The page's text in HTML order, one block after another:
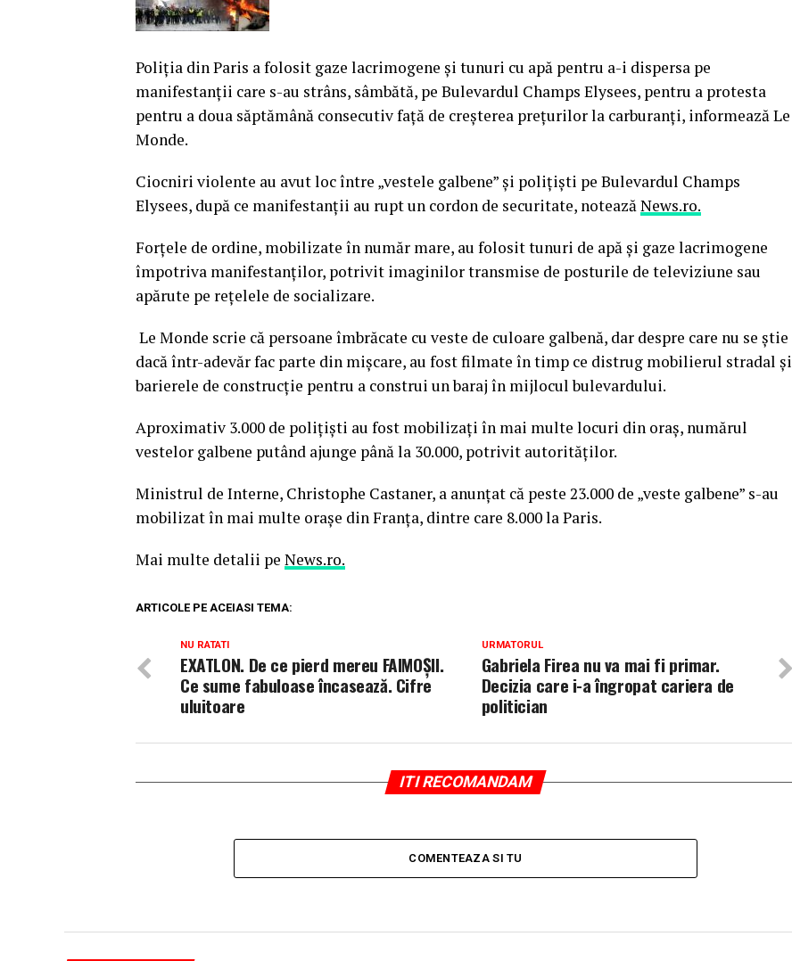
Poliţia din Paris a folosit gaze lacrimogene şi tunuri cu apă pentru a-i dispersa pe
manifestanţii care s-au strâns, sâmbătă, pe Bulevardul Champs Elysees, pentru a protesta
pentru a doua săptămână consecutiv faţă de creşterea preţurilor la carburanţi, informează Le
Monde.
Ciocniri violente au avut loc între „vestele galbene” şi poliţişti pe Bulevardul Champs
Elysees, după ce manifestanţii au rupt un cordon de securitate, noteazăNews.ro.
Forţele de ordine, mobilizate în număr mare, au folosit tunuri de apă şi gaze lacrimogene
împotriva manifestanţilor, potrivit imaginilor transmise de posturile de televiziune sau
apărute pe reţelele de socializare.
Le Monde scrie că persoane îmbrăcate cu veste de culoare galbenă, dar despre care nu se ştie
dacă într-adevăr fac parte din mişcare, au fost filmate în timp ce distrug mobilierul stradal şi
barierele de construcţie pentru a construi un baraj în mijlocul bulevardului.
Aproximativ 3.000 de poliţişti au fost mobilizaţi în mai multe locuri din oraş, numărul
vestelor galbene putând ajunge până la 30.000, potrivit autorităţilor.
Ministrul de Interne, Christophe Castaner, a anunţat că peste 23.000 de „veste galbene” s-au
mobilizat în mai multe oraşe din Franţa, dintre care 8.000 la Paris.
Mai multe detalii pe News.ro.
ARTICOLE PE ACEIASI TEMA:
URMATORUL
Gabriela Firea nu va mai fi primar.
Decizia care i-a îngropat cariera de
politician
NU RATATI
EXATLON. De ce pierd mereu FAIMOȘII.
Ce sume fabuloase încasează. Cifre
uluitoare
ITI RECOMANDAM
COMENTEAZA SI TU